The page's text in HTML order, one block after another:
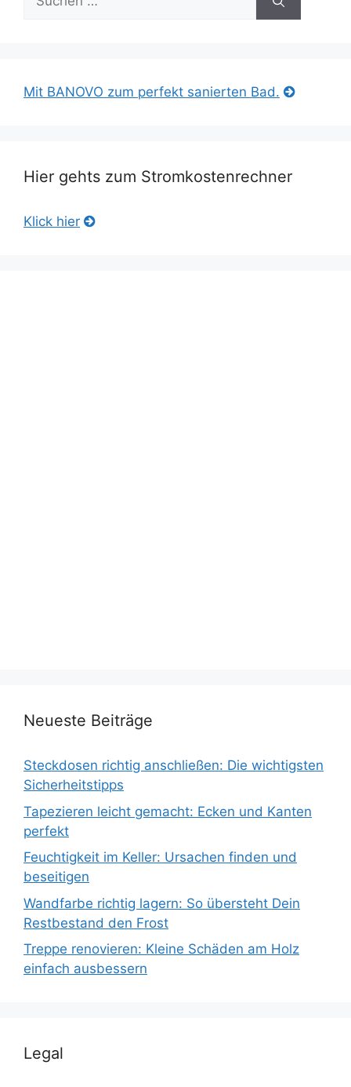
nach:
Mit BANOVO zum perfekt sanierten Bad.
Hier gehts zum Stromkostenrechner
Klick hier
Neueste Beiträge
Steckdosen richtig anschließen: Die wichtigsten
Sicherheitstipps
Tapezieren leicht gemacht: Ecken und Kanten
perfekt
Feuchtigkeit im Keller: Ursachen finden und
beseitigen
Wandfarbe richtig lagern: So übersteht Dein
Restbestand den Frost
Treppe renovieren: Kleine Schäden am Holz
einfach ausbessern
Legal